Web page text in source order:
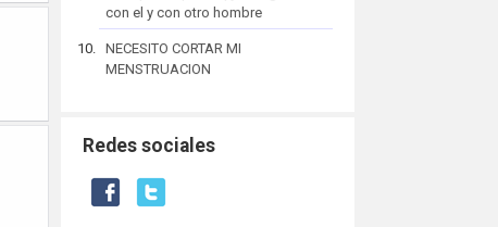
con el y con otro hombre
NECESITO CORTAR MI
MENSTRUACION
Redes sociales